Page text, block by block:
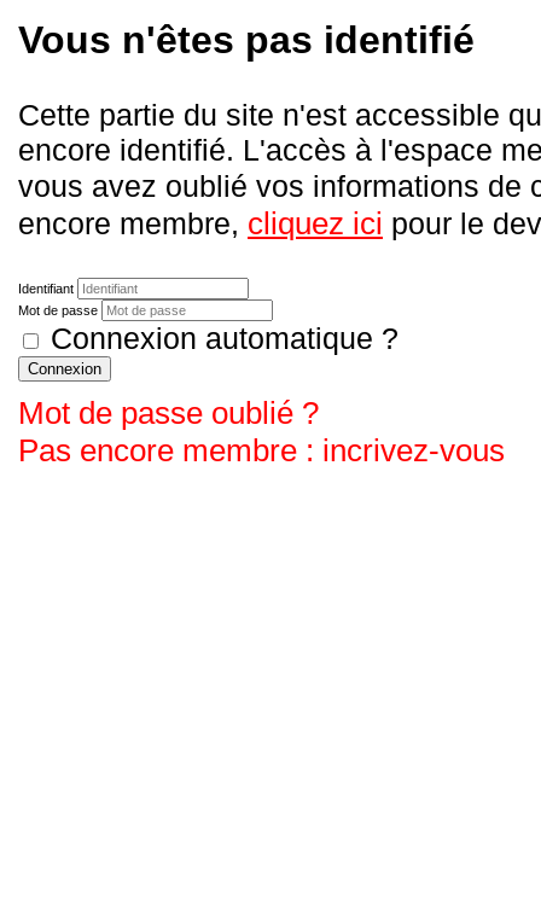
Vous n'êtes pas identifié
Cette partie du site n'est accessible
encore identifié. L'accès à l'espace
vous avez oublié vos informations de
encore membre, cliquez ici pour le
Identifiant
Mot de passe
Connexion automatique ?
Connexion
Mot de passe oublié ?
Pas encore membre : incrivez-vous